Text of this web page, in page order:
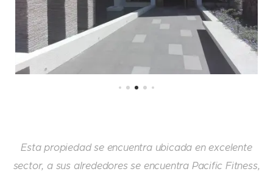
Esta propiedad se encuentra ubicada en excelente
sector, a sus alrededores se encuentra Pacific Fitness,